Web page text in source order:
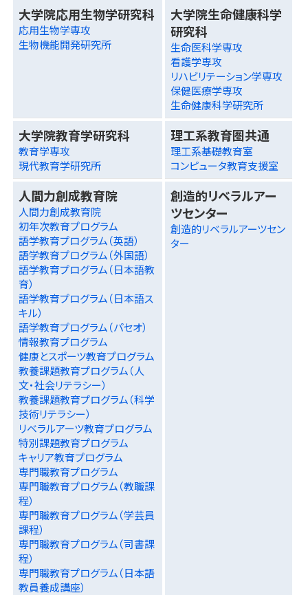
大学院応用生物学研究科
応用生物学専攻
生物機能開発研究所
大学院生命健康科学
研究科
生命医科学専攻
看護学専攻
リハビリテーション学専攻
保健医療学専攻
生命健康科学研究所
大学院教育学研究科
教育学専攻
現代教育学研究所
理工系教育圏共通
理工系基礎教育室
コンピュータ教育支援室
人間力創成教育院
人間力創成教育院
初年次教育プログラム
語学教育プログラム（英語）
語学教育プログラム（外国語）
語学教育プログラム（日本語教
育）
語学教育プログラム（日本語ス
キル）
語学教育プログラム（パセオ）
情報教育プログラム
健康とスポーツ教育プログラム
教養課題教育プログラム（人
文・社会リテラシー）
教養課題教育プログラム（科学
技術リテラシー）
リベラルアーツ教育プログラム
特別課題教育プログラム
キャリア教育プログラム
専門職教育プログラム
専門職教育プログラム（教職課
程）
専門職教育プログラム（学芸員
課程）
専門職教育プログラム（司書課
程）
専門職教育プログラム（日本語
教員養成講座）
創造的リベラルアー
ツセンター
創造的リベラルアーツセン
ター